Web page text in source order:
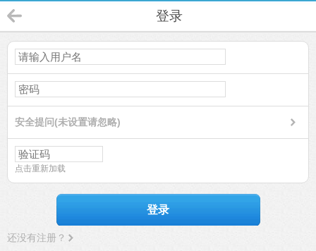
登录
安全提问(未设置请忽略)
点击重新加载
登录
还没有注册？